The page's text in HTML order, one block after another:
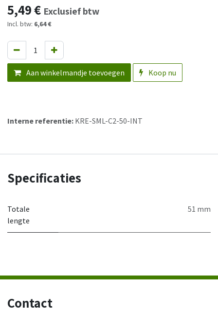
5,49€ Exclusief btw
Incl. btw: 6,64 €
Aan winkelmandje toevoegen Koop nu
Interne referentie: KRE-SML-C2-50-INT
Specificaties
Totale
lengte
51 mm
Contact